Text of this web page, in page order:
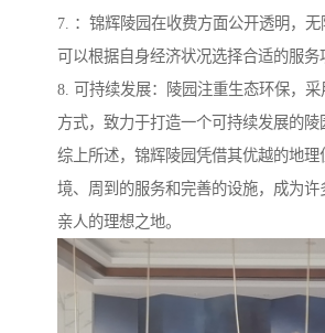
7. ：锦辉陵园在收费方面公开透明，
可以根据自身经济状况选择合适的服务
8. 可持续发展：陵园注重生态环保，
方式，致力于打造一个可持续发展的陵
综上所述，锦辉陵园凭借其优越的地理
境、周到的服务和完善的设施，成为许
亲人的理想之地。